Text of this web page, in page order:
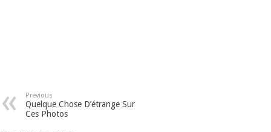
Previous
Quelque Chose D’étrange Sur
Ces Photos